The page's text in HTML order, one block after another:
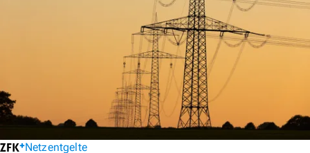
Netzentgelte